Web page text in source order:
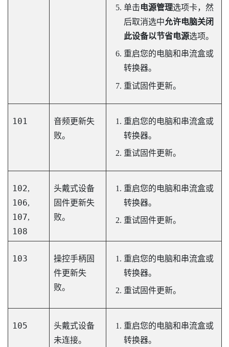
单击电源管理选项卡，然
后取消选中允许电脑关闭
此设备以节省电源选项。
重启您的电脑和串流盒或
转换器。
重试固件更新。
101
音频更新失
败。
重启您的电脑和串流盒或
转换器。
重试固件更新。
102,
106,
107,
108
头戴式设备
固件更新失
败。
重启您的电脑和串流盒或
转换器。
重试固件更新。
103
操控手柄固
件更新失
败。
重启您的电脑和串流盒或
转换器。
重试固件更新。
105
头戴式设备
未连接。
重启您的电脑和串流盒或
转换器。